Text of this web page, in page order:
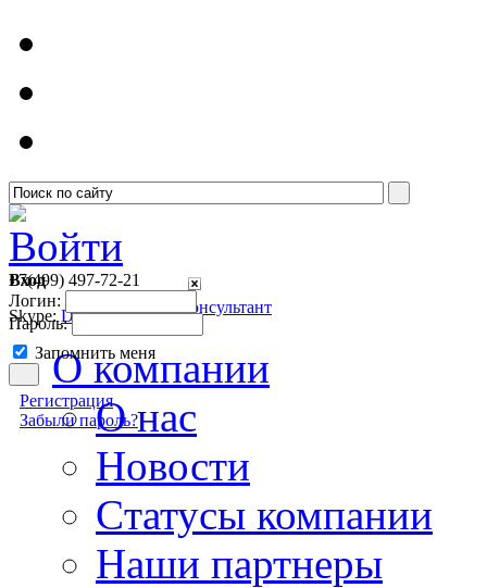
Войти
Вход
Логин:
Пароль:
Запомнить меня
Регистрация
Забыли пароль?
+7(499) 497-72-21
Онлайн консультант
Skype: Detsoft1
О компании
О нас
Новости
Cтатусы компании
Наши партнеры